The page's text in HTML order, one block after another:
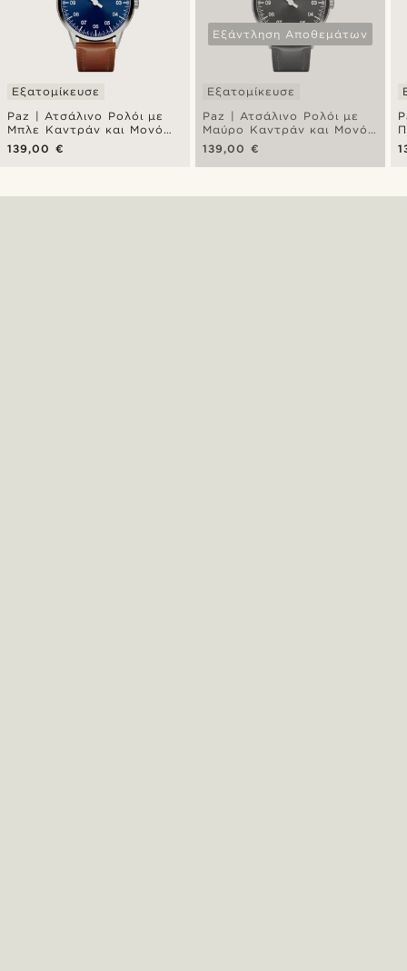
Paz | Ατσάλινο Ρολόι με
Μπλε Καντράν και Μονό
Δείκτη Dress
Εξατομίκευσε
139,00 €
Εξάντληση Αποθεμάτων
Paz | Ατσάλινο Ρολόι με
Μαύρο Καντράν και Μονό
Δείκτη Dress
Εξατομίκευσε
139,00 €